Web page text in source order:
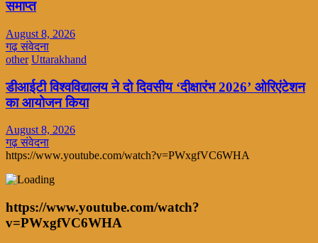
समाप्त
August 8, 2026
गढ़ संवेदना
other Uttarakhand
डीआईटी विश्वविद्यालय ने दो दिवसीय ‘दीक्षारंभ 2026’ ओरिएंटेशन
का आयोजन किया
August 8, 2026
गढ़ संवेदना
https://www.youtube.com/watch?v=PWxgfVC6WHA
https://www.youtube.com/watch?
v=PWxgfVC6WHA